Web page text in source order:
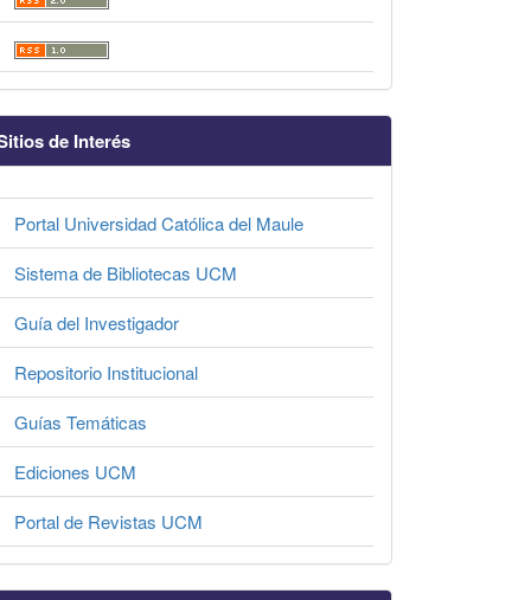
de Interés
Portal Universidad Católica del Maule
Sistema de Bibliotecas UCM
Guía del Investigador
Repositorio Institucional
Guías Temáticas
Ediciones UCM
Portal de Revistas UCM